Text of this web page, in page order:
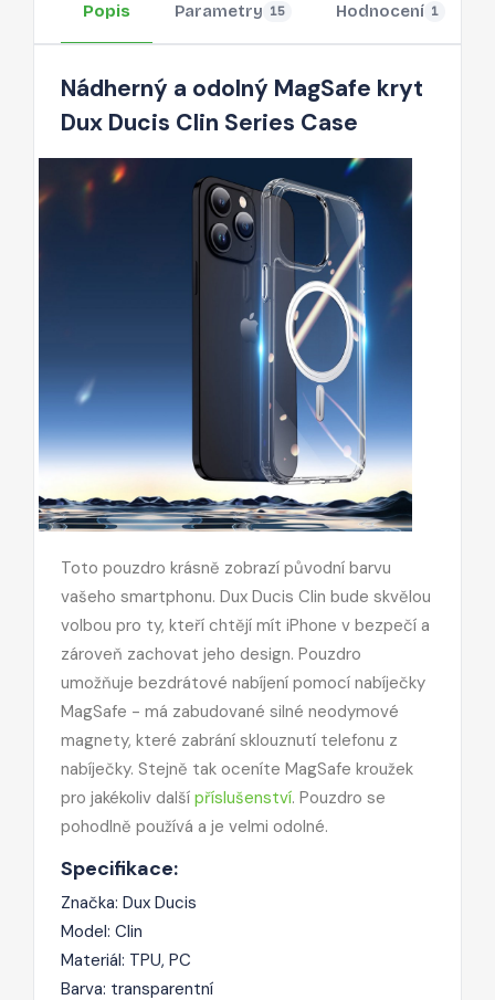
Popis Parametry 15 Hodnocení 1
Nádherný a odolný MagSafe kryt
Dux Ducis Clin Series Case
Toto pouzdro krásně zobrazí původní barvu
vašeho smartphonu. Dux Ducis Clin bude skvělou
volbou pro ty, kteří chtějí mít iPhone v bezpečí a
zároveň zachovat jeho design. Pouzdro
umožňuje bezdrátové nabíjení pomocí nabíječky
MagSafe - má zabudované silné neodymové
magnety, které zabrání sklouznutí telefonu z
nabíječky. Stejně tak oceníte MagSafe kroužek
pro jakékoliv další příslušenství. Pouzdro se
pohodlně používá a je velmi odolné.
Specifikace:
Značka: Dux Ducis
Model: Clin
Materiál: TPU, PC
Barva: transparentní